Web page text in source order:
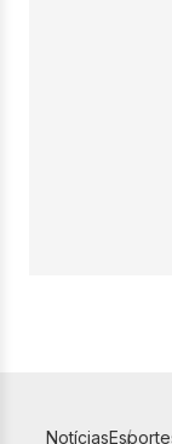
Notícias